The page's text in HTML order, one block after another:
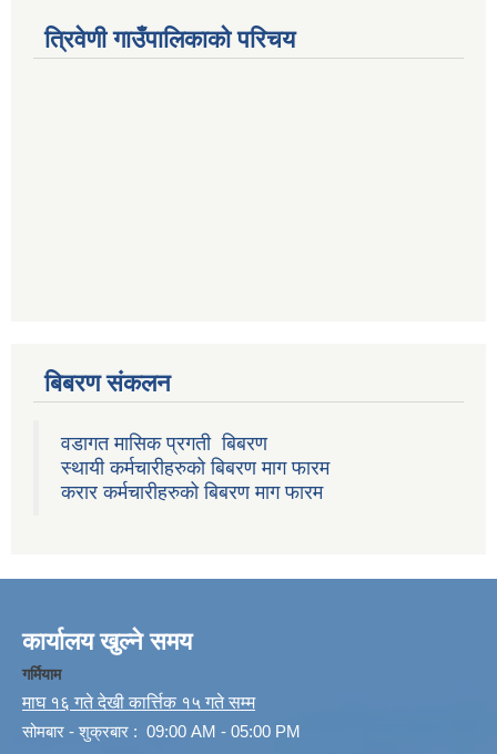
त्रिवेणी गाउँपालिकाको परिचय
बिबरण संकलन
वडागत मासिक प्रगती बिबरण
स्थायी कर्मचारीहरुको बिबरण माग फारम
करार कर्मचारीहरुको बिबरण माग फारम
कार्यालय खुल्ने समय
गर्मियाम
माघ १६ गते देखी कार्त्तिक १५ गते सम्म
सोमबार - शुक्रबार : 09:00 AM - 05:00 PM